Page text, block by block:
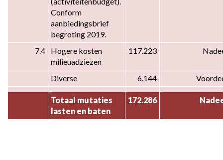
VERSCHILLENANALYSE
Conform
aanbiedingsbrief
begroting 2019.
7.4
Hogere kosten
milieuadziezen
117.223
Diverse 6.144
Totaal mutaties
lasten en baten
172.286